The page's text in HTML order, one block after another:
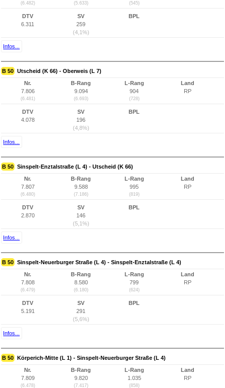
(6.482) (5.633) (545)
DTV
6.311
SV
259
(4,1%)
BPL
Infos...
B 50 Utscheid (K 66) - Oberweis (L 7)
Nr.
7.806
(6.481)
B-Rang
9.094
(6.693)
L-Rang
904
(728)
Land
RP
DTV
4.078
SV
196
(4,8%)
BPL
Infos...
B 50 Sinspelt-Enztalstraße (L 4) - Utscheid (K 66)
Nr.
7.807
(6.480)
B-Rang
9.588
(7.186)
L-Rang
995
(819)
Land
RP
DTV
2.870
SV
146
(5,1%)
BPL
Infos...
B 50 Sinspelt-Neuerburger Straße (L 4) - Sinspelt-Enztalstraße (L 4)
Nr.
7.808
(6.479)
B-Rang
8.580
(6.180)
L-Rang
799
(624)
Land
RP
DTV
5.191
SV
291
(5,6%)
BPL
Infos...
B 50 Körperich-Mitte (L 1) - Sinspelt-Neuerburger Straße (L 4)
Nr.
7.809
(6.478)
B-Rang
9.820
(7.417)
L-Rang
1.035
(858)
Land
RP